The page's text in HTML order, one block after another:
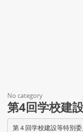
No category
第4回学校建
第４回学校建設等特別委